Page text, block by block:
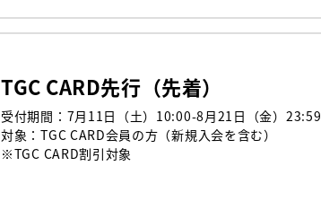
TGC CARD先行（先着）
受付期間：7月11日（土）10:00-8月21日（金）23:59
対象：TGC CARD会員の方（新規入会を含む）
※TGC CARD割引対象